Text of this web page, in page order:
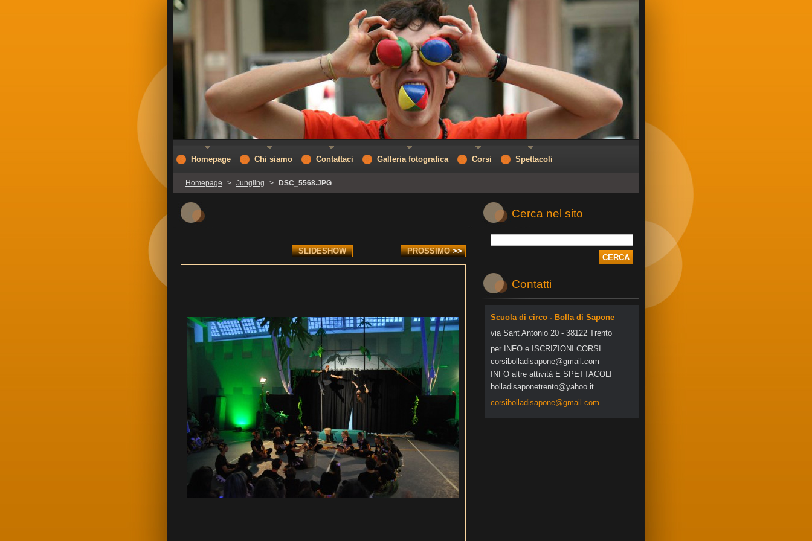
Homepage > Jungling > DSC_5568.JPG
SLIDESHOW PROSSIMO >>
Cerca nel sito
Contatti
Scuola di circo - Bolla di Sapone
via Sant Antonio 20 - 38122 Trento
per INFO e ISCRIZIONI CORSI
corsibol ladisapone@gmail .com
INFO altre attività E SPETTACOLI
bolladisaponetrento@yahoo.it
corsibolladisapone@gmail.com
Homepage Chi siamo Contattaci Galleria fotografica Corsi Spettacoli